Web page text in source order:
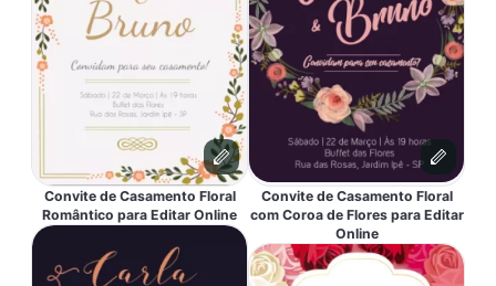
Convite de Casamento Floral
Romântico para Editar Online
Convite de Casamento Floral
com Coroa de Flores para Editar
Online